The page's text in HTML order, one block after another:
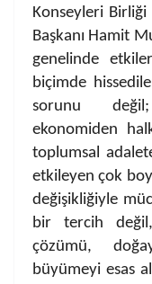
Konseyleri Birliği
Başkanı Hamit
genelinde
biçimde
sorunu
ekonomiden
toplumsal
etkileyen çok
değişikliğiyle
bir tercih
çözümü,
büyümeyi esas